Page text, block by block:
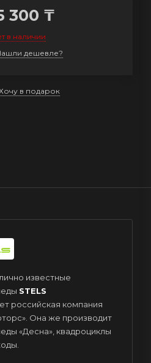
300 ₸
в наличии
дешевле?
в подарок
известные
STELS
российская компания
Она же производит
«Десна», квадроциклы